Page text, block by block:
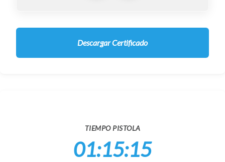
Descargar Certificado
TIEMPO PISTOLA
01:15:15